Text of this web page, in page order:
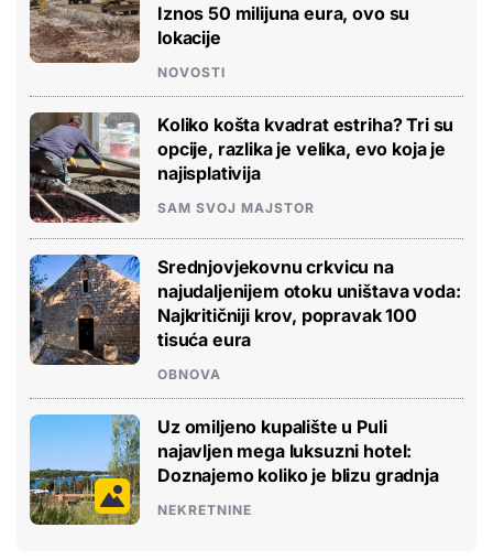
Iznos 50 milijuna eura, ovo su
lokacije
NOVOSTI
Koliko košta kvadrat estriha? Tri su
opcije, razlika je velika, evo koja je
najisplativija
SAM SVOJ MAJSTOR
Srednjovjekovnu crkvicu na
najudaljenijem otoku uništava voda:
Najkritičniji krov, popravak 100
tisuća eura
OBNOVA
Uz omiljeno kupalište u Puli
najavljen mega luksuzni hotel:
Doznajemo koliko je blizu gradnja
NEKRETNINE